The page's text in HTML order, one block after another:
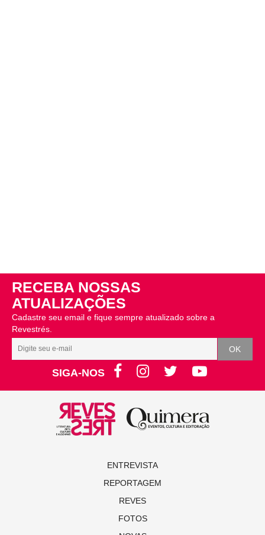
RECEBA NOSSAS
ATUALIZAÇÕES
Cadastre seu email e fique sempre atualizado sobre a
Revestrés.
SIGA-NOS
ENTREVISTA
REPORTAGEM
REVES
FOTOS